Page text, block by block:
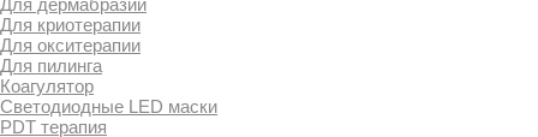
Для дермабразии
Для криотерапии
Для окситерапии
Для пилинга
Коагулятор
Светодиодные LED маски
PDT терапия